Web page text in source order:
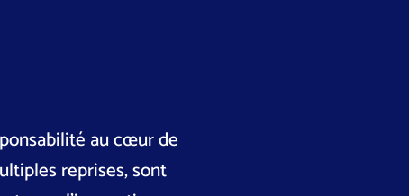
au cœur de
reprises, sont